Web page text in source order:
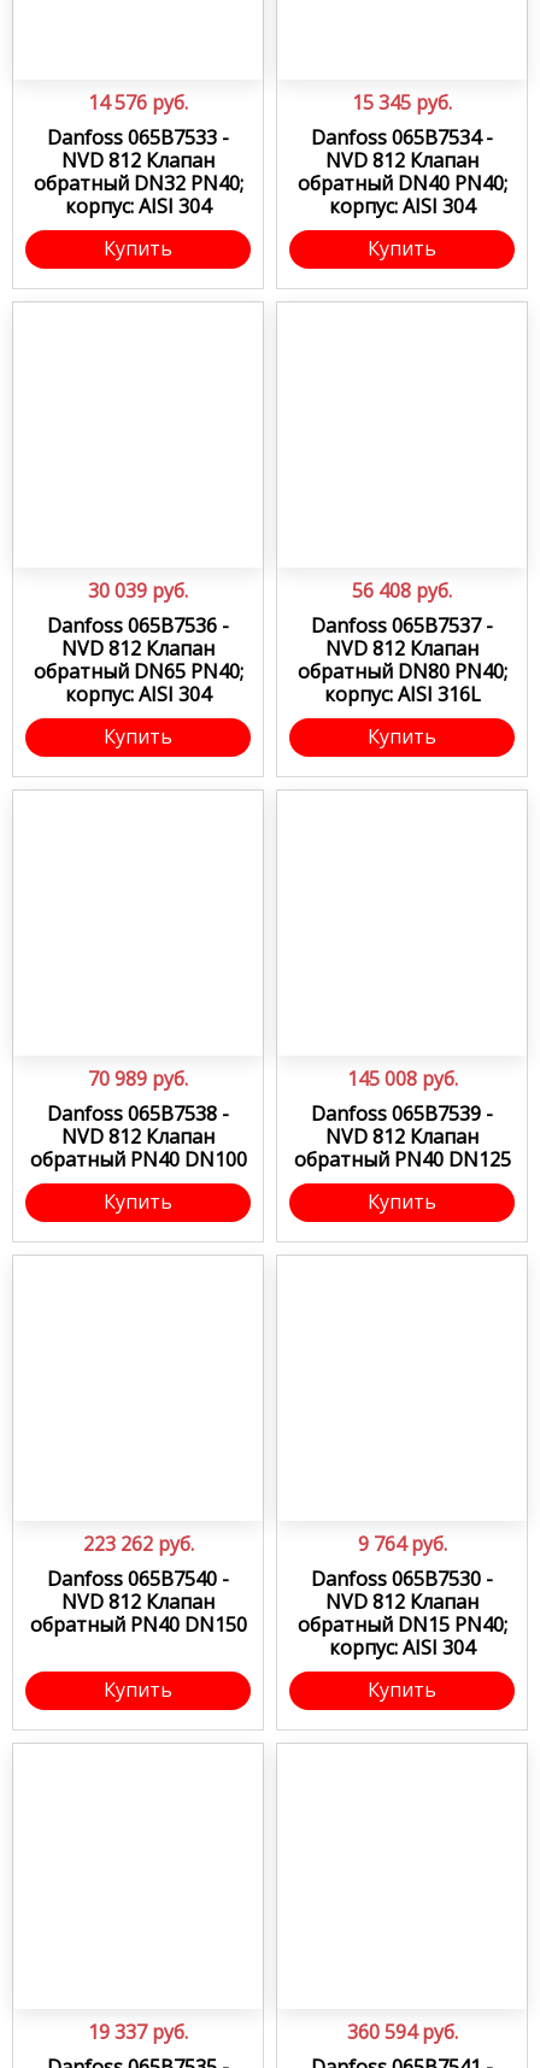
14 576 руб.
Danfoss 065B7533 -
NVD 812 Клапан
обратный DN32 PN40;
корпус: AISI 304
Купить
15 345 руб.
Danfoss 065B7534 -
NVD 812 Клапан
обратный DN40 PN40;
корпус: AISI 304
Купить
30 039 руб.
Danfoss 065B7536 -
NVD 812 Клапан
обратный DN65 PN40;
корпус: AISI 304
Купить
56 408 руб.
Danfoss 065B7537 -
NVD 812 Клапан
обратный DN80 PN40;
корпус: AISI 316L
Купить
70 989 руб.
Danfoss 065B7538 -
NVD 812 Клапан
обратный PN40 DN100
Купить
145 008 руб.
Danfoss 065B7539 -
NVD 812 Клапан
обратный PN40 DN125
Купить
223 262 руб.
Danfoss 065B7540 -
NVD 812 Клапан
обратный PN40 DN150
Купить
9 764 руб.
Danfoss 065B7530 -
NVD 812 Клапан
обратный DN15 PN40;
корпус: AISI 304
Купить
19 337 руб.
360 594 руб.